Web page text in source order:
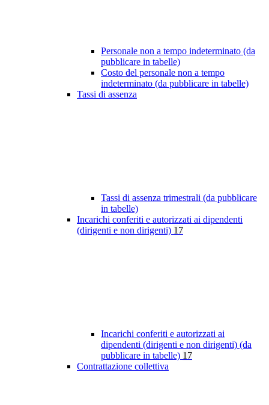
Personale non a tempo indeterminato (da
pubblicare in tabelle)
Costo del personale non a tempo
indeterminato (da pubblicare in tabelle)
Tassi di assenza
Tassi di assenza trimestrali (da pubblicare
in tabelle)
Incarichi conferiti e autorizzati ai dipendenti
(dirigenti e non dirigenti) 17
Incarichi conferiti e autorizzati ai
dipendenti (dirigenti e non dirigenti) (da
pubblicare in tabelle) 17
Contrattazione collettiva